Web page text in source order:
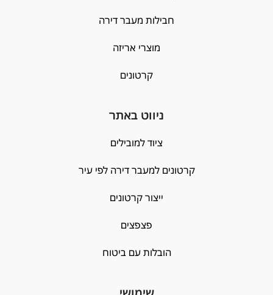
חבילות מעבר דירה
מוצרי אריזה
קרטונים
ניווט באתר
ציוד למובילים
קרטונים למעבר דירה לפי עיר
ייצור קרטונים
פצפצים
הובלות עם ביטוח